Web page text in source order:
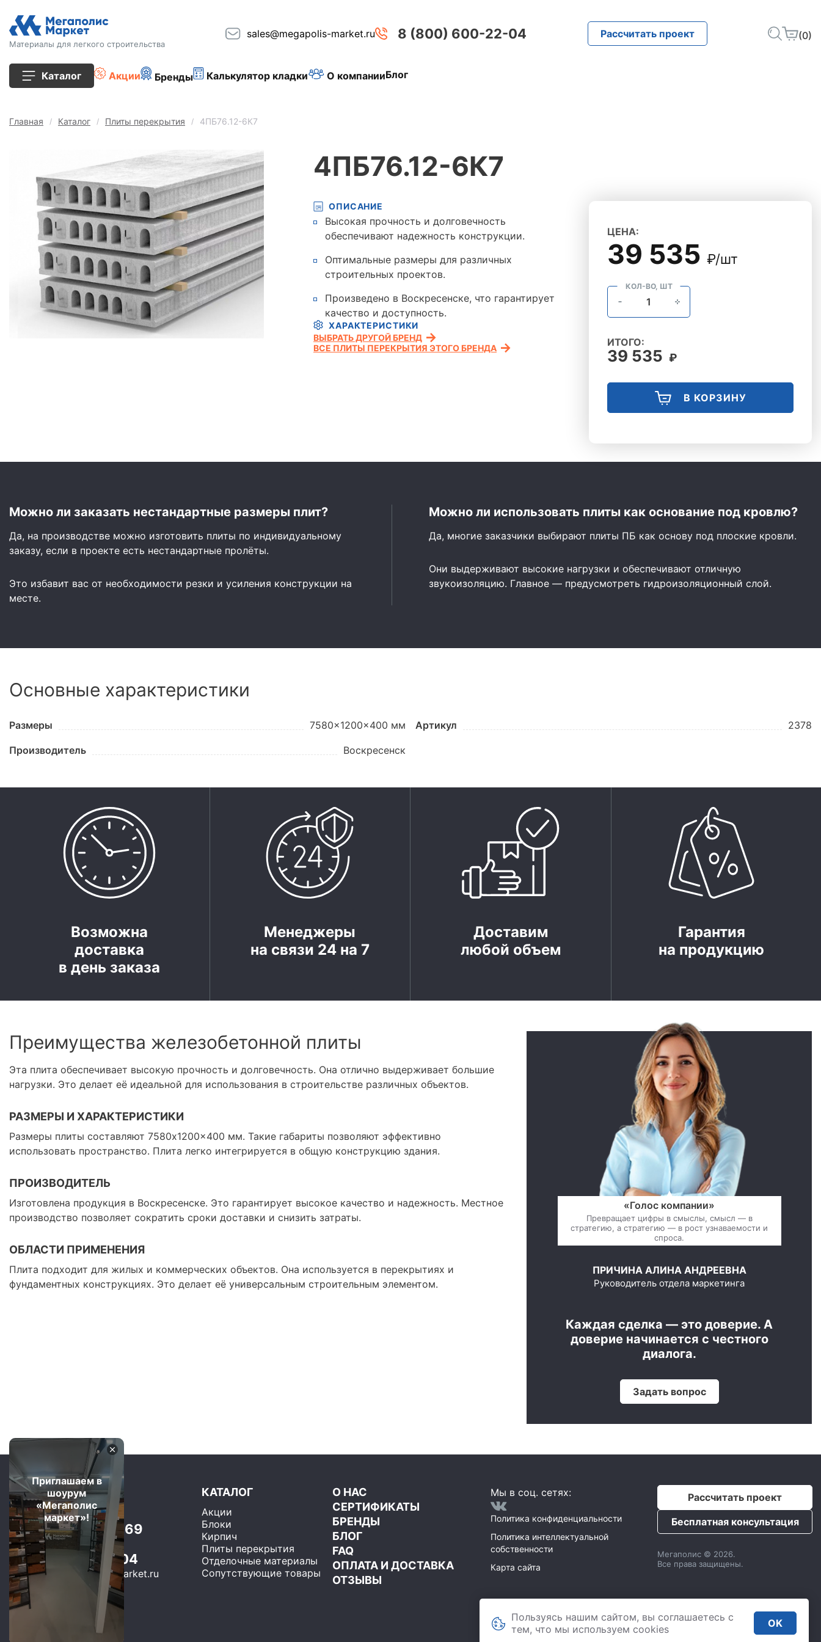
Пользуясь нашим сайтом, вы соглашаетесь с
тем, что мы используем сookies
OK
Материалы для легкого строительства
sales@megapolis-market.ru 8 (800) 600-22-04 Рассчитать проект (0)
Каталог
Кирпич
Плиты перекрытия
Сопутствующие товары
Тротуарная плитка
Сайдинг
Металлочерепица
Акции Бренды Калькулятор кладки О компанииБлог
Главная Каталог Плиты перекрытия 4ПБ76.12-6К7
4ПБ76.12-6К7
ОПИСАНИЕ
Высокая прочность и долговечность
обеспечивают надежность конструкции.
Оптимальные размеры для различных
строительных проектов.
Произведено в Воскресенске, что гарантирует
качество и доступность.
ХАРАКТЕРИСТИКИ
ВЫБРАТЬ ДРУГОЙ БРЕНД
ВСЕ ПЛИТЫ ПЕРЕКРЫТИЯ ЭТОГО БРЕНДА
ЦЕНА:
39 535 ₽/шт
КОЛ-ВО, ШТ
ИТОГО:
39 535 ₽
В КОРЗИНУ
Можно ли заказать нестандартные размеры плит?
Да, на производстве можно изготовить плиты по индивидуальному
заказу, если в проекте есть нестандартные пролёты.
Это избавит вас от необходимости резки и усиления конструкции на
месте.
Можно ли использовать плиты как основание под кровлю?
Да, многие заказчики выбирают плиты ПБ как основу под плоские кровли.
Они выдерживают высокие нагрузки и обеспечивают отличную
звукоизоляцию. Главное — предусмотреть гидроизоляционный слой.
Основные характеристики
Размеры 7580x1200x400 мм
Производитель Воскресенск
Артикул 2378
Возможна
доставка
в день заказа
Менеджеры
на связи 24 на 7
Доставим
любой объем
Гарантия
на продукцию
Преимущества железобетонной плиты
Эта плита обеспечивает высокую прочность и долговечность. Она отлично выдерживает большие
нагрузки. Это делает её идеальной для использования в строительстве различных объектов.
РАЗМЕРЫ И ХАРАКТЕРИСТИКИ
Размеры плиты составляют 7580x1200x400 мм. Такие габариты позволяют эффективно
использовать пространство. Плита легко интегрируется в общую конструкцию здания.
ПРОИЗВОДИТЕЛЬ
Изготовлена продукция в Воскресенске. Это гарантирует высокое качество и надежность. Местное
производство позволяет сократить сроки доставки и снизить затраты.
ОБЛАСТИ ПРИМЕНЕНИЯ
Плита подходит для жилых и коммерческих объектов. Она используется в перекрытиях и
фундаментных конструкциях. Это делает её универсальным строительным элементом.
«Голос компании»
Превращает цифры в смыслы, смысл — в
стратегию, а стратегию — в рост узнаваемости и
спроса.
ПРИЧИНА АЛИНА АНДРЕЕВНА
Руководитель отдела маркетинга
Каждая сделка — это доверие. А
доверие начинается с честного
диалога.
Задать вопрос
Москва и область
+7 (499) 325-75-69
Бесплатно по РФ
8 (800) 600-22-04
sales@megapolis-market.ru
КАТАЛОГ
Акции
Блоки
Кирпич
Плиты перекрытия
Отделочные материалы
Сопутствующие товары
О НАС
СЕРТИФИКАТЫ
БРЕНДЫ
БЛОГ
FAQ
ОПЛАТА И ДОСТАВКА
ОТЗЫВЫ
Мы в соц. сетях:
Политика конфиденциальности
Политика интеллектуальной
собственности
Карта сайта
119071, Москва,2 Донской проезд 4,
строение 1, пом. 435
Рассчитать проект
Бесплатная консультация
Мегаполис © 2026.
Все права защищены.
Приглашаем в
шоурум
«Мегаполис
маркет»!